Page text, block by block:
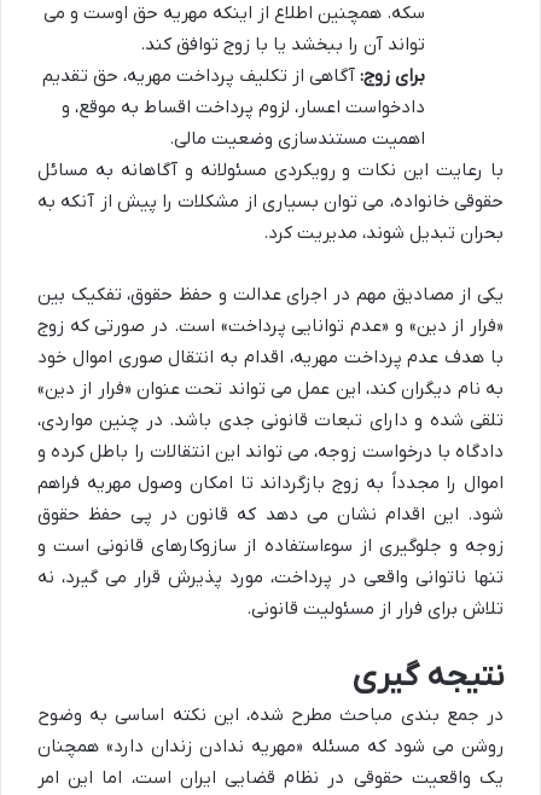
سکه. همچنین اطلاع از اینکه مهریه حق اوست و می
تواند آن را ببخشد یا با زوج توافق کند.
برای زوج: آگاهی از تکلیف پرداخت مهریه، حق تقدیم
دادخواست اعسار، لزوم پرداخت اقساط به موقع، و
اهمیت مستندسازی وضعیت مالی.
با رعایت این نکات و رویکردی مسئولانه و آگاهانه به مسائل
حقوقی خانواده، می توان بسیاری از مشکلات را پیش از آنکه به
بحران تبدیل شوند، مدیریت کرد.
یکی از مصادیق مهم در اجرای عدالت و حفظ حقوق، تفکیک بین
«فرار از دین» و «عدم توانایی پرداخت» است. در صورتی که زوج
با هدف عدم پرداخت مهریه، اقدام به انتقال صوری اموال خود
به نام دیگران کند، این عمل می تواند تحت عنوان «فرار از دین»
تلقی شده و دارای تبعات قانونی جدی باشد. در چنین مواردی،
دادگاه با درخواست زوجه، می تواند این انتقالات را باطل کرده و
اموال را مجدداً به زوج بازگرداند تا امکان وصول مهریه فراهم
شود. این اقدام نشان می دهد که قانون در پی حفظ حقوق
زوجه و جلوگیری از سوءاستفاده از سازوکارهای قانونی است و
تنها ناتوانی واقعی در پرداخت، مورد پذیرش قرار می گیرد، نه
تلاش برای فرار از مسئولیت قانونی.
نتیجه گیری
در جمع بندی مباحث مطرح شده، این نکته اساسی به وضوح
روشن می شود که مسئله «مهریه ندادن زندان دارد» همچنان
یک واقعیت حقوقی در نظام قضایی ایران است، اما این امر